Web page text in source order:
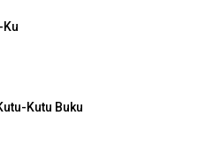
Ku
Kutu Buku